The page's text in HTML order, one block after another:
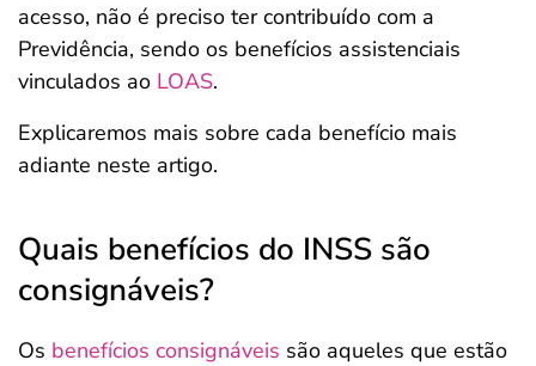
acesso, não é preciso ter contribuído com a
Previdência, sendo os benefícios assistenciais
vinculados ao LOAS.
Explicaremos mais sobre cada benefício mais
adiante neste artigo.
Quais benefícios do INSS são
consignáveis?
Os benefícios consignáveis são aqueles que estão